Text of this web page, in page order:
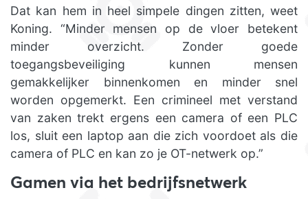
Dat kan hem in heel simpele dingen zitten, weet
Koning. “Minder mensen op de vloer betekent
minder overzicht. Zonder goede
toegangsbeveiliging kunnen mensen
gemakkelijker binnenkomen en minder snel
worden opgemerkt. Een crimineel met verstand
van zaken trekt ergens een camera of een PLC
los, sluit een laptop aan die zich voordoet als die
camera of PLC en kan zo je OT-netwerk op.”
Gamen via het bedrijfsnetwerk